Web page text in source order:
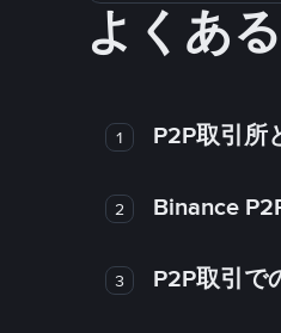
よくあ
1 P2P取引所
2 Binance
3 P2P取引で